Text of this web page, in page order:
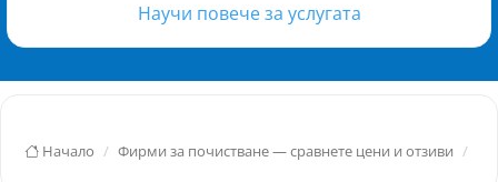
Научи повече за услугата
Начало Фирми за почистване — сравнете цени и отзиви